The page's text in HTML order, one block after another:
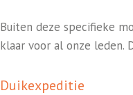
Buiten deze specifieke
klaar voor al onze leden.
Duikexpeditie